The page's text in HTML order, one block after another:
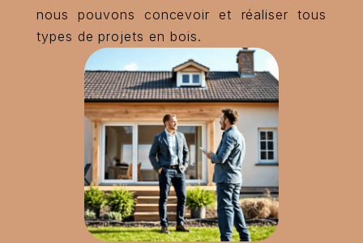
nous pouvons concevoir et réaliser tous
types de projets en bois.